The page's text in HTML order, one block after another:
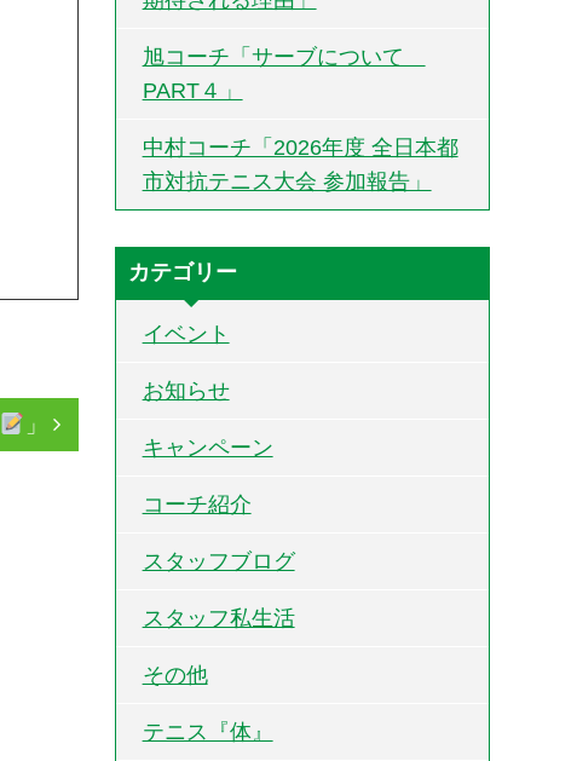
」
旭コーチ「サーブについて
PART４」
中村コーチ「2026年度 全日本都
市対抗テニス大会 参加報告」
カテゴリー
イベント
お知らせ
キャンペーン
コーチ紹介
スタッフブログ
スタッフ私生活
その他
テニス『体』